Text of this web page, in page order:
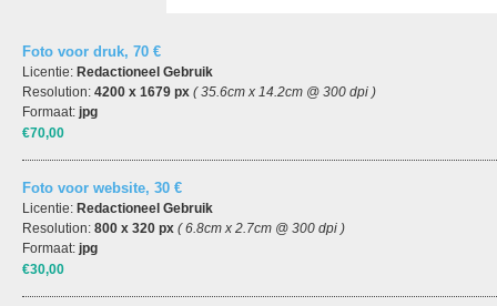
Foto voor druk, 70 €
Licentie: Redactioneel Gebruik
Resolution: 4200 x 1679 px ( 35.6cm x 14.2cm @ 300 dpi )
Formaat: jpg
€70,00
Foto voor website, 30 €
Licentie: Redactioneel Gebruik
Resolution: 800 x 320 px ( 6.8cm x 2.7cm @ 300 dpi )
Formaat: jpg
€30,00